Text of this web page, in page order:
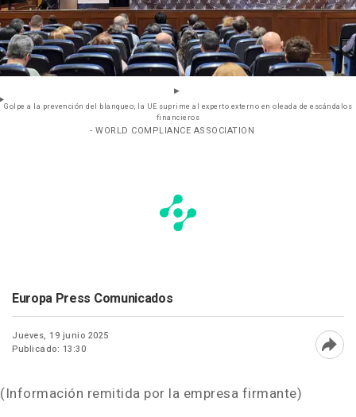
Golpe a la prevención del blanqueo; la UE suprime al experto externo en oleada de escándalos
financieros
- WORLD COMPLIANCE ASSOCIATION
Europa Press Comunicados
Jueves, 19 junio 2025
Publicado: 13:30
(Información remitida por la empresa firmante)